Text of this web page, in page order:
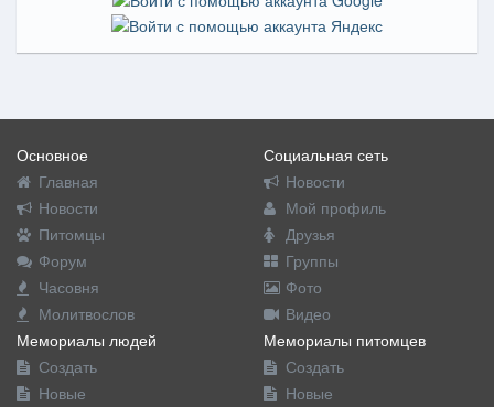
Основное
Главная
Новости
Питомцы
Форум
Часовня
Молитвослов
Социальная сеть
Новости
Мой профиль
Друзья
Группы
Фото
Видео
Мемориалы людей
Создать
Новые
Мемориалы питомцев
Создать
Новые